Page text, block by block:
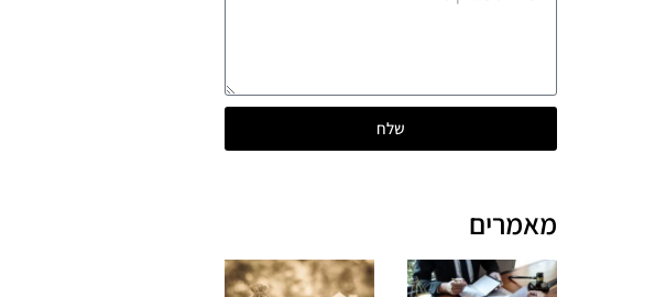
שלח
מאמרים